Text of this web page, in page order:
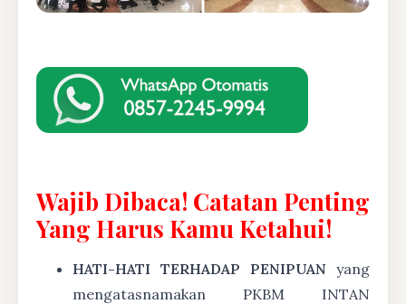
Wajib Dibaca! Catatan Penting
Yang Harus Kamu Ketahui!
HATI-HATI TERHADAP PENIPUAN yang
mengatasnamakan PKBM INTAN